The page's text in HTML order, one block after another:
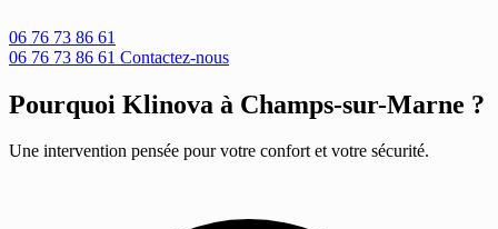
06 76 73 86 61
06 76 73 86 61 Contactez-nous
Pourquoi Klinova à Champs-sur-Marne ?
Une intervention pensée pour votre confort et votre sécurité.